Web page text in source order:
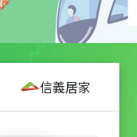
信義居家